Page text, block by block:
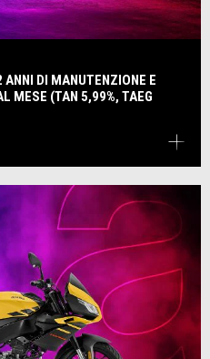
ANNI DI MANUTENZIONE E
MESE (TAN 5,99%, TAEG